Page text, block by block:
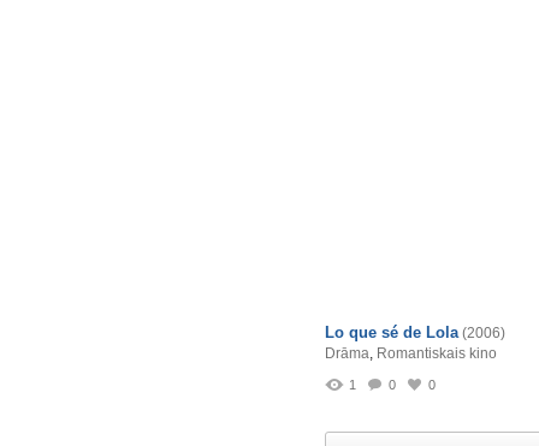
Lo que sé de Lola (2006)
Drāma, Romantiskais kino
1 0 0